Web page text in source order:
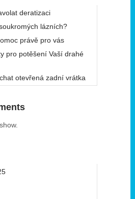
deratizaci
lázních?
právě pro vás
pro potěšení Vaší drahé
otevřená zadní vrátka